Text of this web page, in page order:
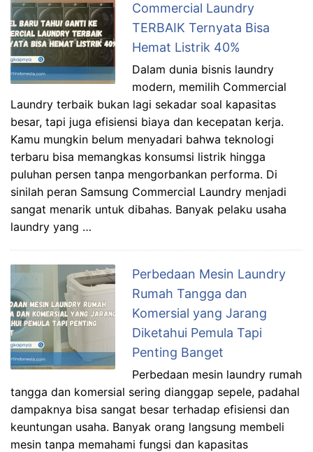
Commercial Laundry
TERBAIK Ternyata Bisa
Hemat Listrik 40%
Dalam dunia bisnis laundry
modern, memilih Commercial
Laundry terbaik bukan lagi sekadar soal kapasitas
besar, tapi juga efisiensi biaya dan kecepatan kerja.
Kamu mungkin belum menyadari bahwa teknologi
terbaru bisa memangkas konsumsi listrik hingga
puluhan persen tanpa mengorbankan performa. Di
sinilah peran Samsung Commercial Laundry menjadi
sangat menarik untuk dibahas. Banyak pelaku usaha
laundry yang …
Perbedaan Mesin Laundry
Rumah Tangga dan
Komersial yang Jarang
Diketahui Pemula Tapi
Penting Banget
Perbedaan mesin laundry rumah
tangga dan komersial sering dianggap sepele, padahal
dampaknya bisa sangat besar terhadap efisiensi dan
keuntungan usaha. Banyak orang langsung membeli
mesin tanpa memahami fungsi dan kapasitas